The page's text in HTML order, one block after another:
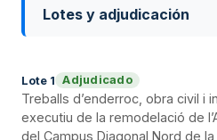
Lotes y adjudicación
Lote 1 Adjudicado
Treballs d’enderroc, obra civil i
executiu de la remodelació de
del Campus Diagonal Nord de la